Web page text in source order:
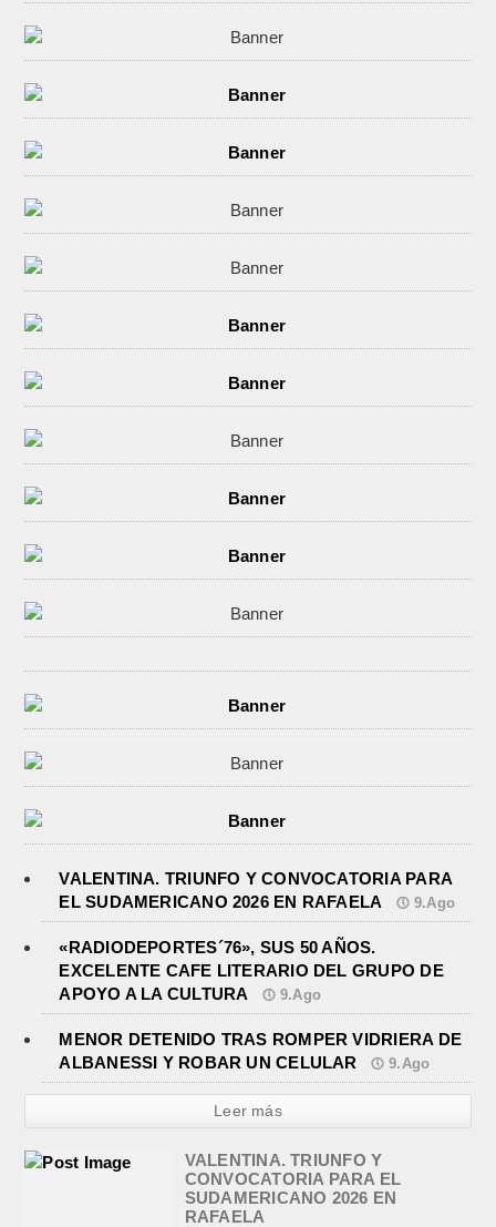
VALENTINA. TRIUNFO Y CONVOCATORIA PARA
EL SUDAMERICANO 2026 EN RAFAELA
9.Ago
«RADIODEPORTES´76», SUS 50 AÑOS.
EXCELENTE CAFE LITERARIO DEL GRUPO DE
APOYO A LA CULTURA
9.Ago
MENOR DETENIDO TRAS ROMPER VIDRIERA DE
ALBANESSI Y ROBAR UN CELULAR
9.Ago
Leer más
VALENTINA. TRIUNFO Y
CONVOCATORIA PARA EL
SUDAMERICANO 2026 EN
RAFAELA